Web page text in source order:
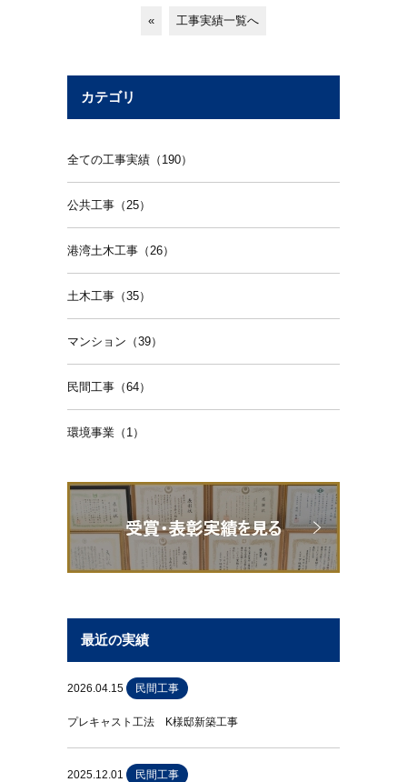
« 工事実績一覧へ
カテゴリ
全ての工事実績（190）
公共工事（25）
港湾土木工事（26）
土木工事（35）
マンション（39）
民間工事（64）
環境事業（1）
最近の実績
2026.04.15 民間工事
プレキャスト工法 K様邸新築工事
2025.12.01 民間工事